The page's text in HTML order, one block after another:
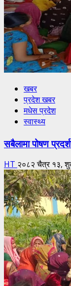
खबर
प्रदेश खबर
मधेस प्रदेश
स्वास्थ्य
सबैलामा पोषण
HT २०८२ चैत्र १३,